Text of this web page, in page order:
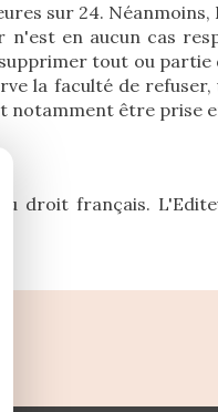
sur 24.
n'est en aucun cas
tout ou partie
la faculté de
notamment être prise
droit français.